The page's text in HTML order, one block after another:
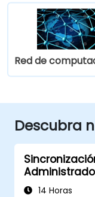
Red de
Descubra
14 Horas